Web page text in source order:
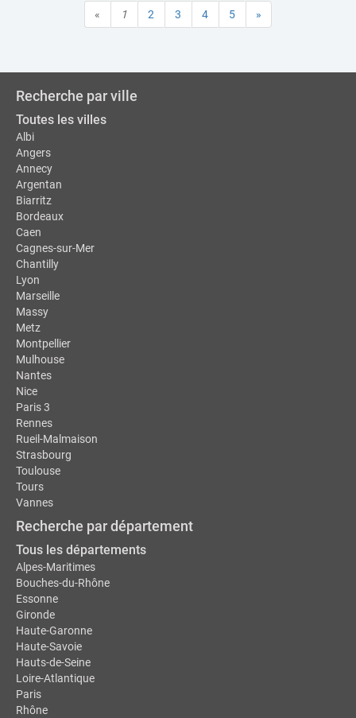
« 1 2 3 4 5 »
Recherche par ville
Toutes les villes
Albi
Angers
Annecy
Argentan
Biarritz
Bordeaux
Caen
Cagnes-sur-Mer
Chantilly
Lyon
Marseille
Massy
Metz
Montpellier
Mulhouse
Nantes
Nice
Paris 3
Rennes
Rueil-Malmaison
Strasbourg
Toulouse
Tours
Vannes
Recherche par département
Tous les départements
Alpes-Maritimes
Bouches-du-Rhône
Essonne
Gironde
Haute-Garonne
Haute-Savoie
Hauts-de-Seine
Loire-Atlantique
Paris
Rhône